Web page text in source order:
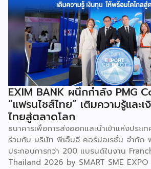
วิทยาศาสตร์ขั้นสูง และสร้างเสถียรภาพทา
(National Resilience) ให้แก่ประเทศอย่
วงศ์สวัสดิ์ รัฐมนตรีว่าการกระทรวง อว. ป
ว่า “การประชุมในครั้งนี้เป็นหมุดหมายสำคั
เชี่ยวชาญของ 4 สถาบันใหญ่ เพื่อขับเคลื่
ไปสู่การสร้างมูลค่าเชิงอุตสาหกรรม โดยมุ่
สมรรถนะสูงที่จะเป็นฐานกำลังในการพัฒนา
ยุทธศาสตร์ (Strategic Technologies)
แห่งอนาคต และพาประเทศก้าวทะยานสู่เวที
ไฮไลต์สำคัญของการจัดงานในครั้งนี้ […]
EXIM BANK ผนึกกำลัง PMG
“แฟรนไชส์ไทย” เติมความรู้และ
ไทยสู่ตลาดโลก
ธนาคารเพื่อการส่งออกและนำเข้าแห่งประเ
ร่วมกับ บริษัท พีเอ็มจี คอร์ปอเรชั่น จำกั
ประกอบการกว่า 200 แบรนด์ในงาน
Thailand 2026 by SMART SME